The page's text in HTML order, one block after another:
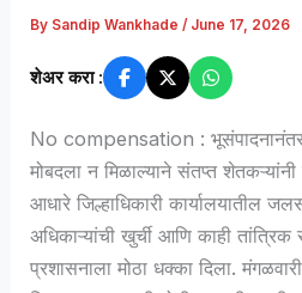
By Sandip Wankhade/ June 17, 2026
शेअर करा :
No compensation : भूसंपादनानंतर
मोबदला न मिळाल्याने संतप्त शेतकऱ्यांनी
आधारे जिल्हाधिकारी कार्यालयातील
अधिकाऱ्यांची खुर्ची आणि काही
प्रशासनाला मोठा धक्का दिला.